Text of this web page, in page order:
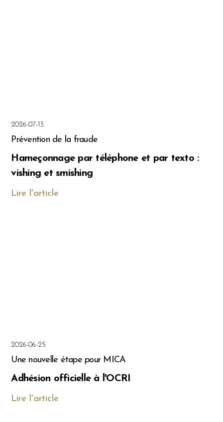
2026-07-13
Prévention de la fraude
Hameçonnage par téléphone et par texto :
vishing et smishing
Lire l'article
2026-06-25
Une nouvelle étape pour MICA
Adhésion officielle à l'OCRI
Lire l'article